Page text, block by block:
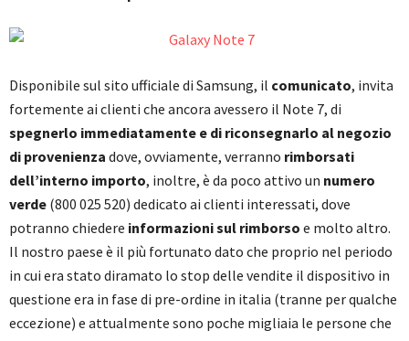
Disponibile sul sito ufficiale di Samsung, il comunicato, invita
fortemente ai clienti che ancora avessero il Note 7, di
spegnerlo immediatamente e di riconsegnarlo al negozio
di provenienza dove, ovviamente, verranno rimborsati
dell’interno importo, inoltre, è da poco attivo un numero
verde (800 025 520) dedicato ai clienti interessati, dove
potranno chiedere informazioni sul rimborso e molto altro.
Il nostro paese è il più fortunato dato che proprio nel periodo
in cui era stato diramato lo stop delle vendite il dispositivo in
questione era in fase di pre-ordine in italia (tranne per qualche
eccezione) e attualmente sono poche migliaia le persone che